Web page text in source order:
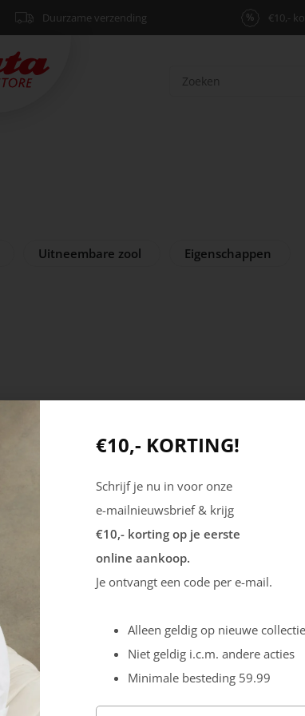
Duurzame verzending % €10,-
Uitneembare zool Eigenschappen
Heren
Outdoor
Sale
Mijn account
Inloggen
€10,- KORTING!
Schrijf je nu in voor onze
e-mailnieuwsbrief & krijg
€10,- korting op je eerste
online aankoop.
Je ontvangt een code per e-mail.
Alleen geldig op nieuwe collectie
Niet geldig i.c.m. andere acties
Minimale besteding 59.99